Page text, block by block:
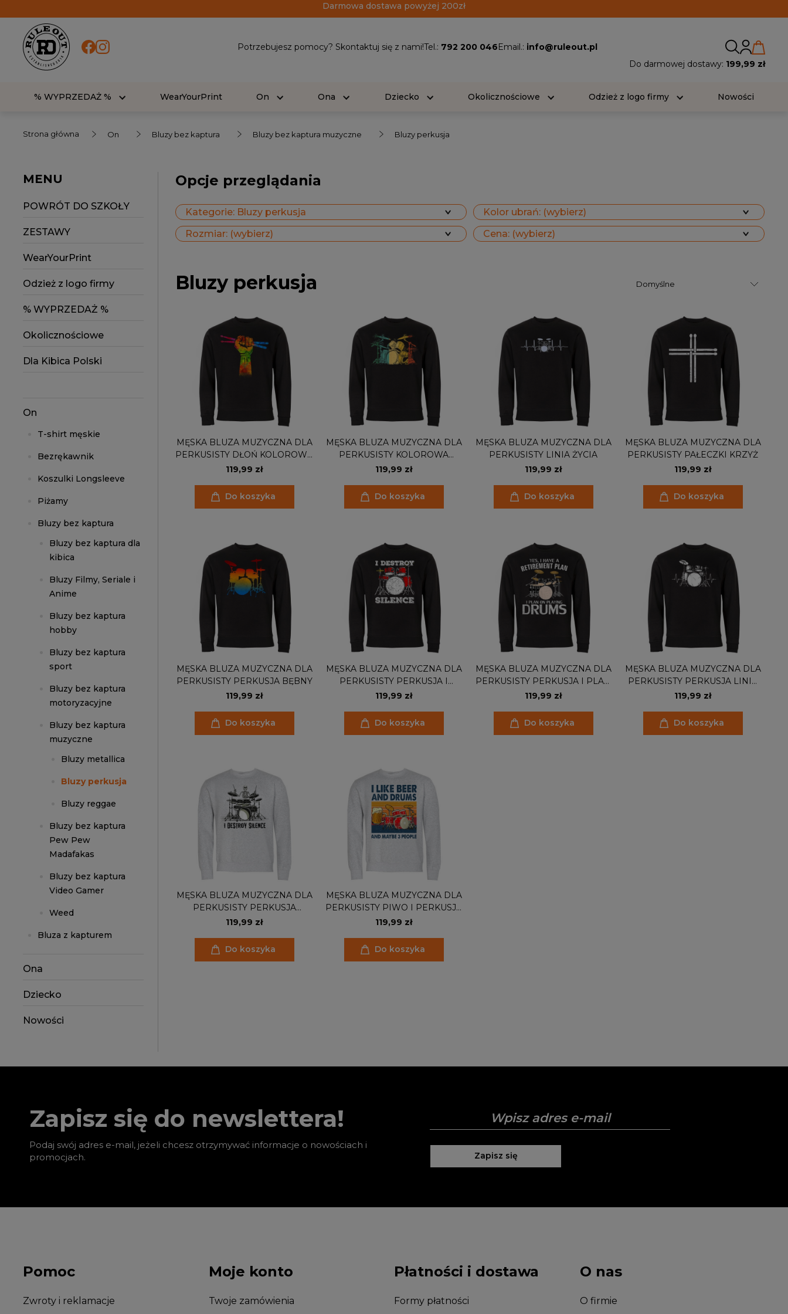
Darmowa dostawa powyżej 200zł
Potrzebujesz pomocy? Skontaktuj się z nami!Tel.: 792 200 046Email.: info@ruleout.pl
Do darmowej dostawy: 199,99 zł
% WYPRZEDAŻ % WearYourPrint On Ona Dziecko Okolicznościowe Odzież z logo firmy Nowości
Strona główna On Bluzy bez kaptura Bluzy bez kaptura muzyczne Bluzy perkusja
MENU
POWRÓT DO SZKOŁY
ZESTAWY
WearYourPrint
Odzież z logo firmy
% WYPRZEDAŻ %
Okolicznościowe
Dla Kibica Polski
On
T-shirt męskie
Bezrękawnik
Koszulki Longsleeve
Piżamy
Bluzy bez kaptura
Bluzy bez kaptura dla
kibica
Bluzy Filmy, Seriale i
Anime
Bluzy bez kaptura
hobby
Bluzy bez kaptura
sport
Bluzy bez kaptura
motoryzacyjne
Bluzy bez kaptura
muzyczne
Bluzy metallica
Bluzy perkusja
Bluzy reggae
Bluzy bez kaptura
Pew Pew
Madafakas
Bluzy bez kaptura
Video Gamer
Weed
Bluza z kapturem
Ona
Dziecko
Nowości
Opcje przeglądania
Kategorie: Bluzy perkusja
Kolor ubrań: (wybierz)
Rozmiar: (wybierz)
Cena: (wybierz)
Bluzy perkusja
MĘSKA BLUZA MUZYCZNA DLA
PERKUSISTY DŁOŃ KOLOROWE
PAŁECZKI
119,99 zł
Do koszyka
MĘSKA BLUZA MUZYCZNA DLA
PERKUSISTY KOLOROWA
PERKUSJA DRUMS
119,99 zł
Do koszyka
MĘSKA BLUZA MUZYCZNA DLA
PERKUSISTY LINIA ŻYCIA
119,99 zł
Do koszyka
MĘSKA BLUZA MUZYCZNA DLA
PERKUSISTY PAŁECZKI KRZYŻ
119,99 zł
Do koszyka
MĘSKA BLUZA MUZYCZNA DLA
PERKUSISTY PERKUSJA BĘBNY
119,99 zł
Do koszyka
MĘSKA BLUZA MUZYCZNA DLA
PERKUSISTY PERKUSJA I
DESTROY SILENCE
119,99 zł
Do koszyka
MĘSKA BLUZA MUZYCZNA DLA
PERKUSISTY PERKUSJA I PLAN
ON PLAYING DRUMS
119,99 zł
Do koszyka
MĘSKA BLUZA MUZYCZNA DLA
PERKUSISTY PERKUSJA LINIA
ŻYCIA
119,99 zł
Do koszyka
MĘSKA BLUZA MUZYCZNA DLA
PERKUSISTY PERKUSJA
SZKIELET
119,99 zł
Do koszyka
MĘSKA BLUZA MUZYCZNA DLA
PERKUSISTY PIWO I PERKUSJA
I LIKE BEER AND DRUMS
119,99 zł
Do koszyka
Zapisz się do newslettera!
Podaj swój adres e-mail, jeżeli chcesz otrzymywać informacje o nowościach i
promocjach.
Zapisz się
Pomoc
Zwroty i reklamacje
Moje konto
Twoje zamówienia
Płatności i dostawa
Formy płatności
O nas
O firmie